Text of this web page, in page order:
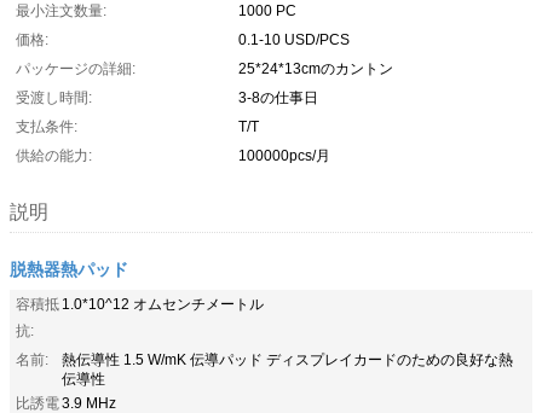
最小注文数量:
1000 PC
価格:
0.1-10 USD/PCS
パッケージの詳細:
25*24*13cmのカントン
受渡し時間:
3-8の仕事日
支払条件:
T/T
供給の能力:
100000pcs/月
説明
脱熱器熱パッド
容積抵
抗:
1.0*10^12 オムセンチメートル
名前:
熱伝導性 1.5 W/mK 伝導パッド ディスプレイカードのための良好な熱
伝導性
比誘電3.9 MHz